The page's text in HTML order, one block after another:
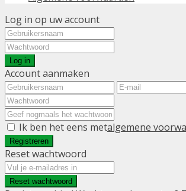
Log in op uw account
Log in
Account aanmaken
Ik ben het eens metalgemene
Registreren
Reset wachtwoord
Reset wachtwoord